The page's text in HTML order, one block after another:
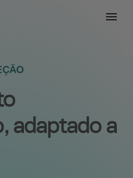
adaptado a